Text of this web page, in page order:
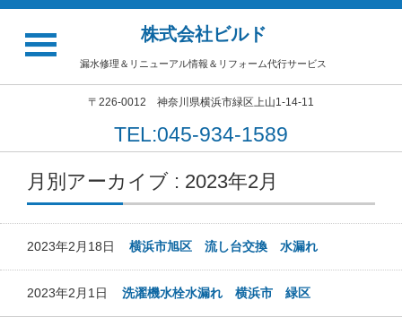
株式会社ビルド
漏水修理＆リニューアル情報＆リフォーム代行サービス
〒226-0012 神奈川県横浜市緑区上山1-14-11
TEL:045-934-1589
月別アーカイブ : 2023年2月
2023年2月18日 横浜市旭区 流し台交換 水漏れ
2023年2月1日 洗濯機水栓水漏れ 横浜市 緑区